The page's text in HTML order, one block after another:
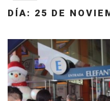
DÍA: 25 DE